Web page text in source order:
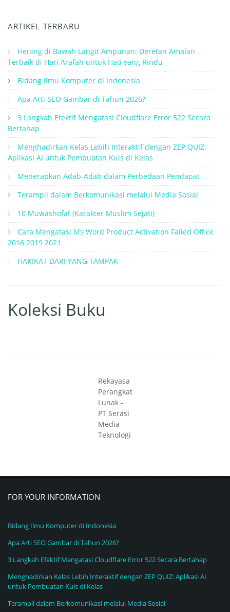
ARTIKEL TERBARU
Hening di Bawah Langit Ampunan: Deretan Amalan
Terbaik di Hari Arafah untuk Hati yang Rindu
Bidang Ilmu Komputer di Indonesia
Apa Arti SEO Gambar di Tahun 2026?
3 Langkah Efektif Mengatasi Cloudflare Error 522 Secara
Bertahap
Menghadirkan Kelas Lebih Interaktif dengan ZEP QUIZ:
Aplikasi AI untuk Pembuatan Kuis di Kelas
Menerapkan Adab-Adab dalam Perbedaan Pendapat
Terampil dalam Berkomunikasi melalui Media Sosial
10 Muwashofat (Karakter Muslim Sejati)
Cara Mengatasi Ms Word Product Activation Failed Office
2016 2019 2021
HAKIKAT DARI YANG TAMPAK
Koleksi Buku
Rekayasa
Perangkat
Lunak -
PT Serasi
Media
Teknologi
FOR YOUR INFORMATION
Bidang Ilmu Komputer di Indonesia
Apa Arti SEO Gambar di Tahun 2026?
3 Langkah Efektif Mengatasi Cloudflare Error 522 Secara Bertahap
Menghadirkan Kelas Lebih Interaktif dengan ZEP QUIZ: Aplikasi AI
untuk Pembuatan Kuis di Kelas
Terampil dalam Berkomunikasi melalui Media Sosial